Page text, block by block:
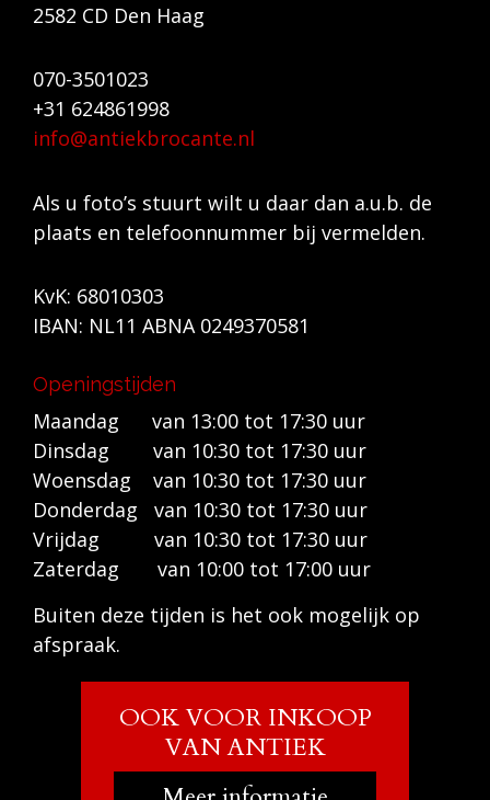
2582 CD Den Haag
070-3501023
+31 624861998
info@antiekbrocante.nl
Als u foto’s stuurt wilt u daar dan a.u.b. de
plaats en telefoonnummer bij vermelden.
KvK: 68010303
IBAN: NL11 ABNA 0249370581
Openingstijden
Maandag van 13:00 tot 17:30 uur
Dinsdag van 10:30 tot 17:30 uur
Woensdag van 10:30 tot 17:30 uur
Donderdag van 10:30 tot 17:30 uur
Vrijdag van 10:30 tot 17:30 uur
Zaterdag van 10:00 tot 17:00 uur
Buiten deze tijden is het ook mogelijk op
afspraak.
OOK VOOR INKOOP
VAN ANTIEK